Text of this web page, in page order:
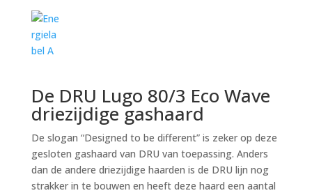
De DRU Lugo 80/3 Eco Wave
driezijdige gashaard
De slogan “Designed to be different” is zeker op deze
gesloten gashaard van DRU van toepassing. Anders
dan de andere driezijdige haarden is de DRU lijn nog
strakker in te bouwen en heeft deze haard een aantal